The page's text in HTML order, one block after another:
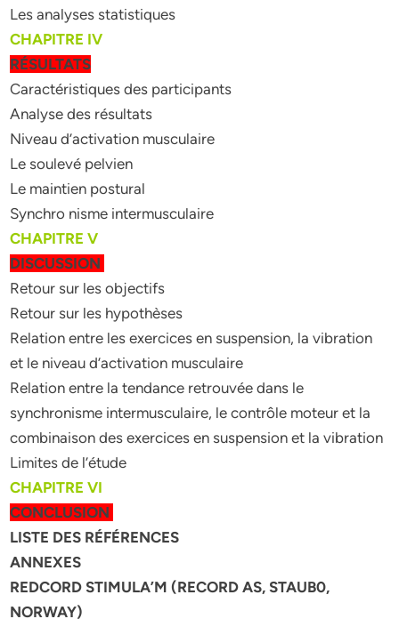
Les analyses statistiques
CHAPITRE IV
RÉSULTATS
Caractéristiques des participants
Analyse des résultats
Niveau d’activation musculaire
Le soulevé pelvien
Le maintien postural
Synchro nisme intermusculaire
CHAPITRE V
DISCUSSION
Retour sur les objectifs
Retour sur les hypothèses
Relation entre les exercices en suspension, la vibration
et le niveau d’activation musculaire
Relation entre la tendance retrouvée dans le
synchronisme intermusculaire, le contrôle moteur et la
combinaison des exercices en suspension et la vibration
Limites de l’étude
CHAPITRE VI
CONCLUSION
LISTE DES RÉFÉRENCES
ANNEXES
REDCORD STIMULA’M (RECORD AS, STAUB0,
NORWAY)